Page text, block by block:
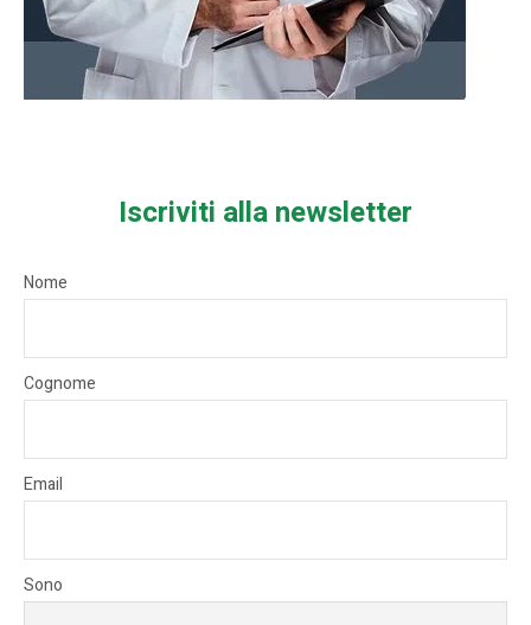
Iscriviti alla newsletter
Nome
Cognome
Email
Sono